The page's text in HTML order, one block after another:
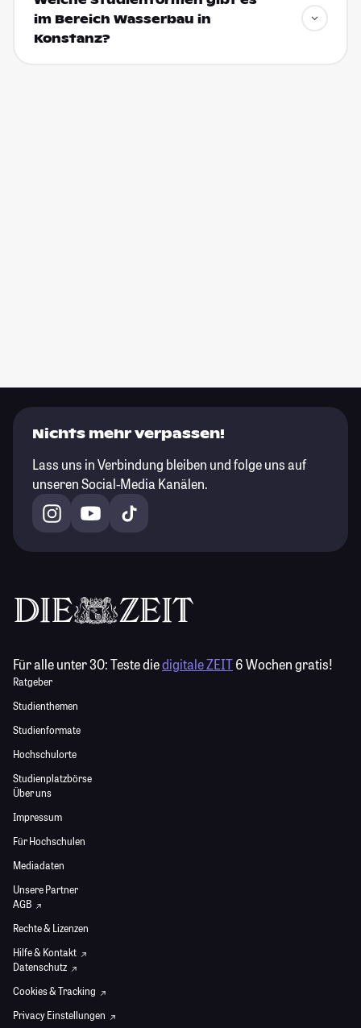
im Bereich Wasserbau in
Konstanz?
Nichts mehr verpassen!
Lass uns in Verbindung bleiben und folge uns auf
unseren Social-Media Kanälen.
Für alle unter 30:Teste diedigitale ZEIT6 Wochen gratis!
Ratgeber
Studienthemen
Studienformate
Hochschulorte
Studienplatzbörse
Über uns
Impressum
Für Hochschulen
Mediadaten
Unsere Partner
AGB
Rechte & Lizenzen
Hilfe & Kontakt
Datenschutz
Cookies & Tracking
Privacy Einstellungen